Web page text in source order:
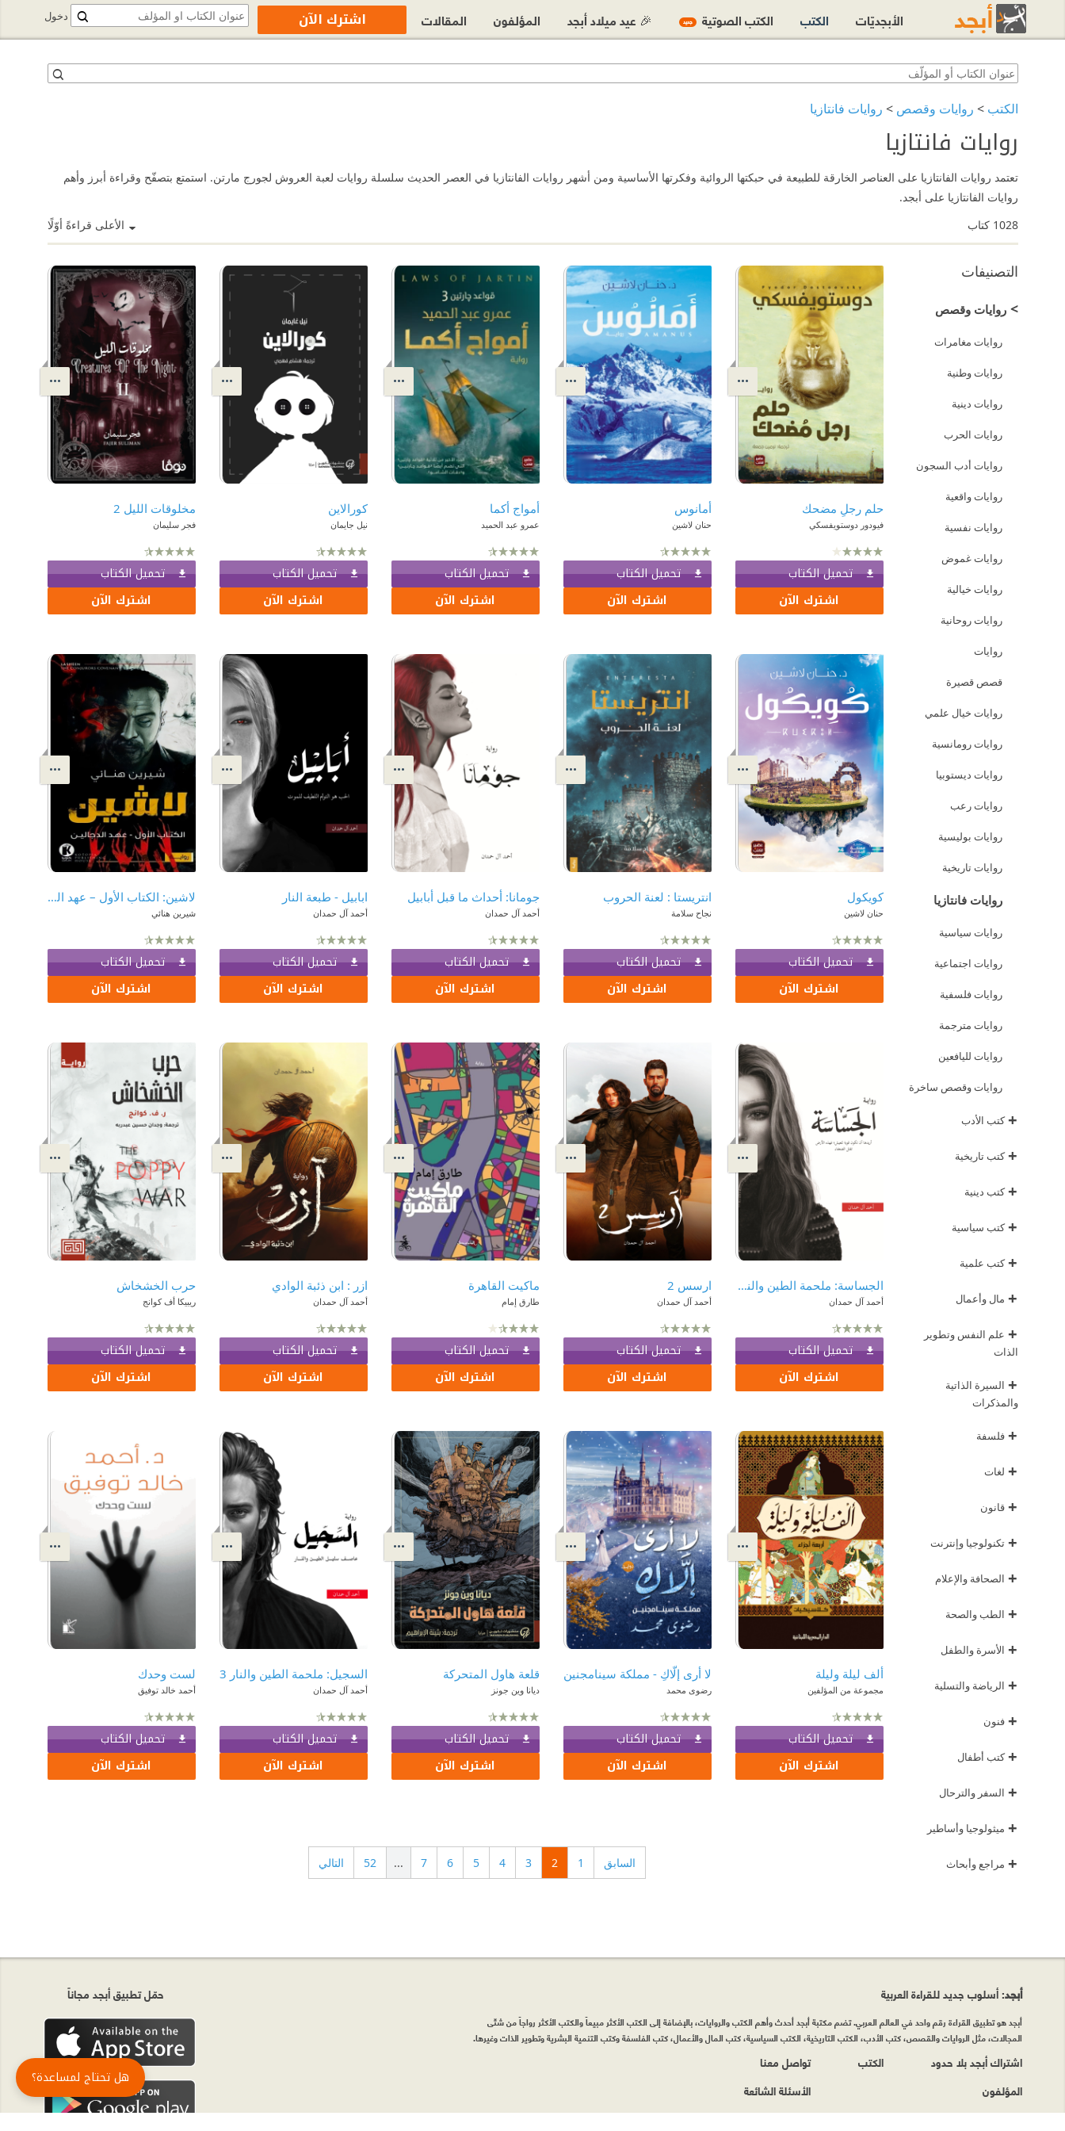
الكتب > روايات وقصص > روايات فانتازيا
روايات فانتازيا
تعتمد روايات الفانتازيا على العناصر الخارقة للطبيعة في حبكتها الروائية وفكرتها الأساسية ومن أشهر روايات الفانتازيا في العصر الحديث سلسلة روايات لعبة العروش لجورج مارتن. استمتع بتصفّح وقراءة أبرز وأهم
روايات الفانتازيا على أبجد.
الأعلى قراءةً أوّلًا
1028 كتاب
التصنيفات
>روايات وقصص
روايات مغامرات
روايات وطنية
روايات دينية
روايات الحرب
روايات أدب السجون
روايات واقعية
روايات نفسية
روايات غموض
روايات خيالية
روايات روحانية
روايات
قصص قصيرة
روايات خيال علمي
روايات رومانسية
روايات ديستوبيا
روايات رعب
روايات بوليسية
روايات تاريخية
روايات فانتازيا
روايات سياسية
روايات اجتماعية
روايات فلسفية
روايات مترجمة
روايات لليافعين
روايات وقصص ساخرة
+كتب الأدب
+كتب تاريخية
+كتب دينية
+كتب سياسية
+كتب علمية
+ مال وأعمال
+ علم النفس وتطوير
الذات
+ السيرة الذاتية
والمذكرات
+ فلسفة
+ لغات
+ قانون
+ تكنولوجيا وإنترنت
+ الصحافة والإعلام
+ الطب والصحة
+ الأسرة والطفل
+ الرياضة والتسلية
+ فنون
+كتب أطفال
+ السفر والترحال
+ ميثولوجيا وأساطير
+ مراجع وأبحاث
حلم رجلٍ مضحك
فيودور دوستويفسكي
تحميل الكتاب
اشترك الآن
أمانوس
حنان لاشين
تحميل الكتاب
اشترك الآن
أمواج أكما
عمرو عبد الحميد
تحميل الكتاب
اشترك الآن
كورالاين
نيل جايمان
تحميل الكتاب
اشترك الآن
مخلوقات الليل 2
فجر سليمان
تحميل الكتاب
اشترك الآن
كويكول
حنان لاشين
تحميل الكتاب
اشترك الآن
انتريستا‎ : لعنة الحروب
نجاح سلامة
تحميل الكتاب
اشترك الآن
جومانا: أحداث ما قبل أبابيل
أحمد آل حمدان
تحميل الكتاب
اشترك الآن
ابابيل - طبعة النار
أحمد آل حمدان
تحميل الكتاب
اشترك الآن
لاشين: الكتاب الأول – عهد الدجالين
شيرين هنائي
تحميل الكتاب
اشترك الآن
الجساسة: ملحمة الطين والنار 2
أحمد آل حمدان
تحميل الكتاب
اشترك الآن
ارسس 2
أحمد آل حمدان
تحميل الكتاب
اشترك الآن
ماكيت القاهرة
طارق إمام
تحميل الكتاب
اشترك الآن
ازر : ابن ذئبة الوادي
أحمد آل حمدان
تحميل الكتاب
اشترك الآن
حرب الخشخاش
ريبيكا أف كوانج
تحميل الكتاب
اشترك الآن
ألف ليلة وليلة
مجموعة من المؤلفين
تحميل الكتاب
اشترك الآن
لا أرى إلّاكِ - مملكة سينامجنين
رضوى محمد
تحميل الكتاب
اشترك الآن
قلعة هاول المتحركة
ديانا وين جونز
تحميل الكتاب
اشترك الآن
السجيل: ملحمة الطين والنار 3
أحمد آل حمدان
تحميل الكتاب
اشترك الآن
لست وحدك
أحمد خالد توفيق
تحميل الكتاب
اشترك الآن
السابق 1
2
3
4
5
6
7
...
52 التالي
دخول الأبجديّات الكتب الكتب الصوتية جديد 🎉 عيد ميلاد أبجد المؤلفون المقالات اشترك الآن
حمّل تطبيق أبجد مجاناً أبجد: أسلوب جديد للقراءة العربية
أبجد هو تطبيق القراءة رقم واحد في العالم العربي. تضم مكتبة أبجد أحدث وأهم الكتب والروايات، بالإضافة إلى الكتب الأكثر مبيعاً والكتب الأكثر رواجاً من شتّى
المجالات، مثل الروايات والقصص، كتب الأدب، الكتب التاريخية، الكتب السياسية، كتب المال والأعمال، كتب الفلسفة وكتب التنمية البشرية وتطوير الذات وغيرها.
اشتراك أبجد بلا حدود
المؤلفون
الكتب
تواصل معنا
الأسئلة الشائعة
هل تحتاج لمساعدة؟